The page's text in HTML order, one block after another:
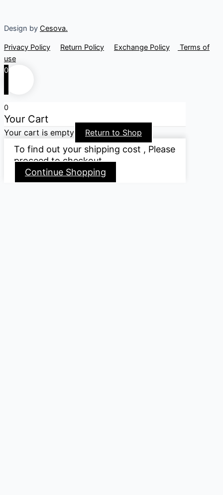
Design by Cesova.
Privacy Policy Return Policy Exchange Policy
Terms of
use
0
0
Your Cart
Your cart is empty Return to Shop
To find out your shipping cost , Please
proceed to checkout.
Continue Shopping